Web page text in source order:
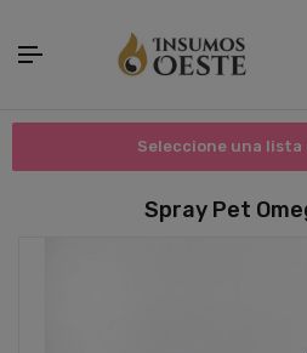
Seleccione una lista
Spray Pet